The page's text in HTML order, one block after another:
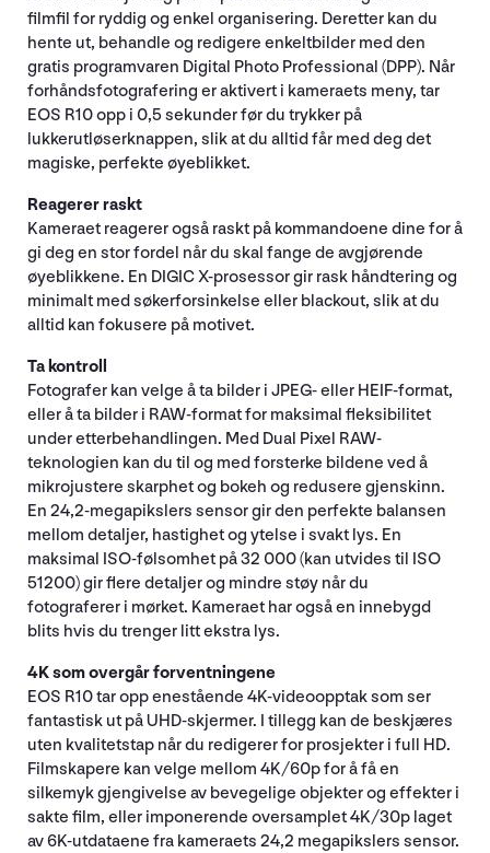
filmfil for ryddig og enkel organisering. Deretter kan du
hente ut, behandle og redigere enkeltbilder med den
gratis programvaren Digital Photo Professional (DPP). Når
forhåndsfotografering er aktivert i kameraets meny, tar
EOS R10 opp i 0,5 sekunder før du trykker på
lukkerutløserknappen, slik at du alltid får med deg det
magiske, perfekte øyeblikket.
Reagerer raskt
Kameraet reagerer også raskt på kommandoene dine for å
gi deg en stor fordel når du skal fange de avgjørende
øyeblikkene. En DIGIC X-prosessor gir rask håndtering og
minimalt med søkerforsinkelse eller blackout, slik at du
alltid kan fokusere på motivet.
Ta kontroll
Fotografer kan velge å ta bilder i JPEG- eller HEIF-format,
eller å ta bilder i RAW-format for maksimal fleksibilitet
under etterbehandlingen. Med Dual Pixel RAW-
teknologien kan du til og med forsterke bildene ved å
mikrojustere skarphet og bokeh og redusere gjenskinn.
En 24,2-megapikslers sensor gir den perfekte balansen
mellom detaljer, hastighet og ytelse i svakt lys. En
maksimal ISO-følsomhet på 32 000 (kan utvides til ISO
51200) gir flere detaljer og mindre støy når du
fotograferer i mørket. Kameraet har også en innebygd
blits hvis du trenger litt ekstra lys.
4K som overgår forventningene
EOS R10 tar opp enestående 4K-videoopptak som ser
fantastisk ut på UHD-skjermer. I tillegg kan de beskjæres
uten kvalitetstap når du redigerer for prosjekter i full HD.
Filmskapere kan velge mellom 4K/60p for å få en
silkemyk gjengivelse av bevegelige objekter og effekter i
sakte film, eller imponerende oversamplet 4K/30p laget
av 6K-utdataene fra kameraets 24,2 megapikslers sensor.